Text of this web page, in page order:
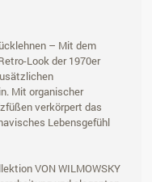
– Mit dem
Look der 1970er
Mit organischer
verkörpert das
Lebensgefühl
VON WILMOWSKY